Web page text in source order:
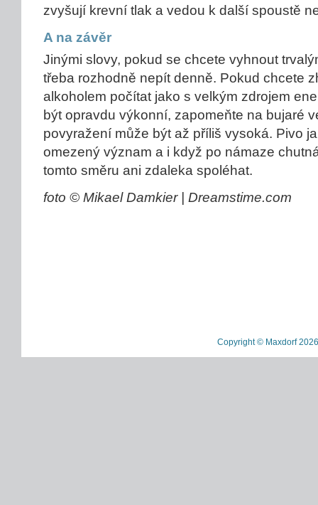
zvyšují krevní tlak a vedou k další spoustě
A na závěr
Jinými slovy, pokud se chcete vyhnout
třeba rozhodně nepít denně. Pokud chcete
alkoholem počítat jako s velkým zdrojem
být opravdu výkonní, zapomeňte na bujaré
povyražení může být až příliš vysoká. Pivo
omezený význam a i když po námaze
tomto směru ani zdaleka spoléhat.
foto © Mikael Damkier | Dreamstime.com
Copyright © Maxdorf